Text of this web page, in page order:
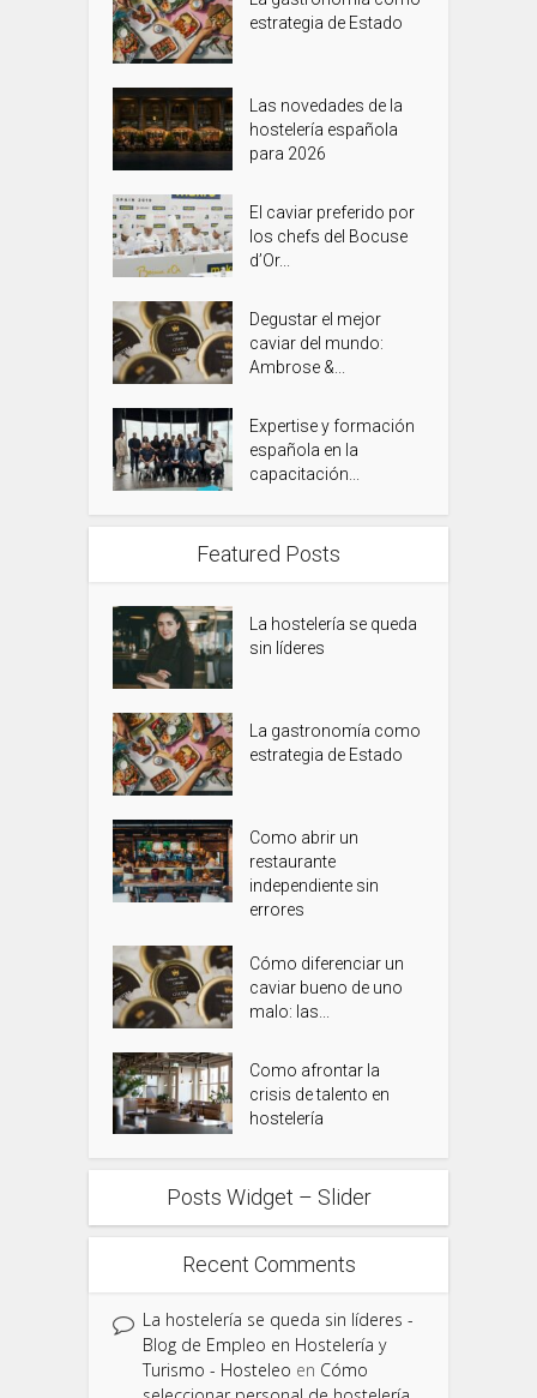
estrategia de Estado
Las novedades de la
hostelería española
para 2026
El caviar preferido por
los chefs del Bocuse
d’Or...
Degustar el mejor
caviar del mundo:
Ambrose &...
Expertise y formación
española en la
capacitación...
Featured Posts
La hostelería se queda
sin líderes
La gastronomía como
estrategia de Estado
Como abrir un
restaurante
independiente sin
errores
Cómo diferenciar un
caviar bueno de uno
malo: las...
Como afrontar la
crisis de talento en
hostelería
Posts Widget – Slider
Recent Comments
La hostelería se queda sin líderes -
Blog de Empleo en Hostelería y
Turismo - Hosteleo en Cómo